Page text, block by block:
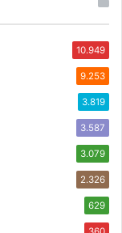
10.949
9.253
3.819
3.587
3.079
2.326
629